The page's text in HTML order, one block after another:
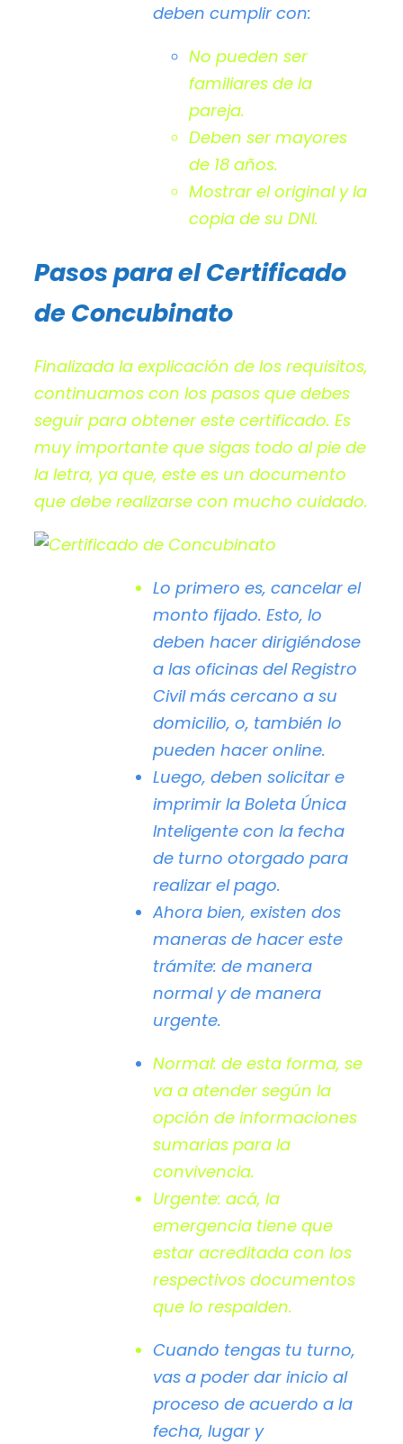
deben cumplir con:
No pueden ser
familiares de la
pareja.
Deben ser mayores
de 18 años.
Mostrar el original y la
copia de su DNI.
Pasos para el Certificado
de Concubinato
Finalizada la explicación de los requisitos,
continuamos con los pasos que debes
seguir para obtener este certificado. Es
muy importante que sigas todo al pie de
la letra, ya que, este es un documento
que debe realizarse con mucho cuidado.
Lo primero es, cancelar el
monto fijado. Esto, lo
deben hacer dirigiéndose
a las oficinas delRegistro
Civilmás cercano a su
domicilio, o, también lo
pueden hacer online.
Luego, deben solicitar e
imprimir la Boleta Única
Inteligente con la fecha
de turno otorgado para
realizar el pago.
Ahora bien, existen dos
maneras de hacer este
trámite: de manera
normaly de manera
urgente.
Normal: de esta forma, se
va a atender según la
opción de informaciones
sumarias para la
convivencia.
Urgente: acá, la
emergencia tiene que
estar acreditada con los
respectivos documentos
que lo respalden.
Cuando tengas tu turno,
vas a poder dar inicio al
proceso de acuerdo a la
fecha, lugar y